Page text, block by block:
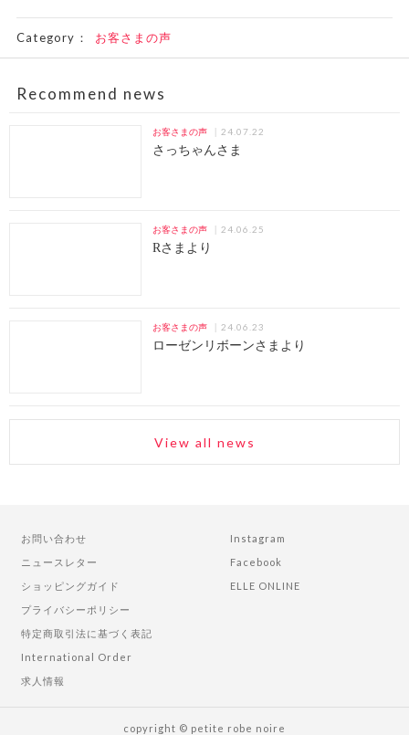
Category： お客さまの声
Recommend news
お客さまの声 24.07.22
さっちゃんさま
お客さまの声 24.06.25
Rさまより
お客さまの声 24.06.23
ローゼンリボーンさまより
View all news
お問い合わせ
ニュースレター
ショッピングガイド
プライバシーポリシー
特定商取引法に基づく表記
International Order
求人情報
Instagram
Facebook
ELLE ONLINE
copyright © petite robe noire